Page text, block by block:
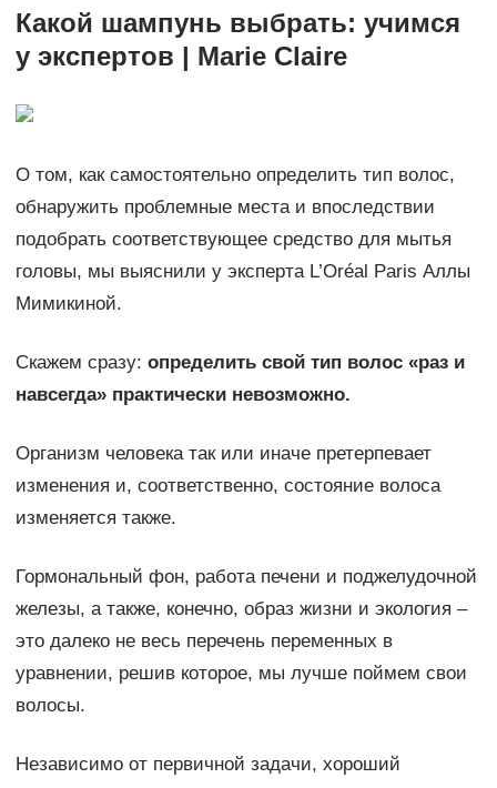
Какой шампунь выбрать: учимся
у экспертов | Marie Claire
О том, как самостоятельно определить тип волос,
обнаружить проблемные места и впоследствии
подобрать соответствующее средство для мытья
головы, мы выяснили у эксперта L’Oréal Paris Аллы
Мимикиной.
Скажем сразу: определить свой тип волос «раз и
навсегда» практически невозможно.
Организм человека так или иначе претерпевает
изменения и, соответственно, состояние волоса
изменяется также.
Гормональный фон, работа печени и поджелудочной
железы, а также, конечно, образ жизни и экология –
это далеко не весь перечень переменных в
уравнении, решив которое, мы лучше поймем свои
волосы.
Независимо от первичной задачи, хороший